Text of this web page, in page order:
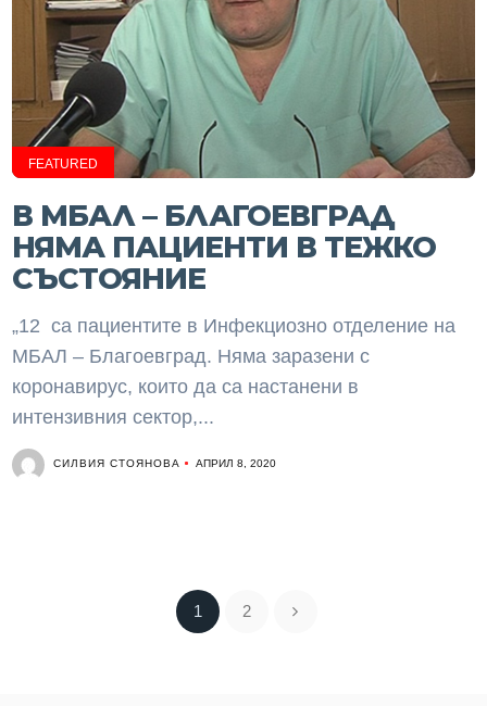
FEATURED
В МБАЛ – БЛАГОЕВГРАД
НЯМА ПАЦИЕНТИ В ТЕЖКО
СЪСТОЯНИЕ
„12 са пациентите в Инфекциозно отделение на
МБАЛ – Благоевград. Няма заразени с
коронавирус, които да са настанени в
интензивния сектор,...
СИЛВИЯ СТОЯНОВА АПРИЛ 8, 2020
1 2